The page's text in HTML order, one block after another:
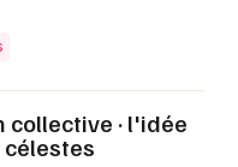
collective · l'idée